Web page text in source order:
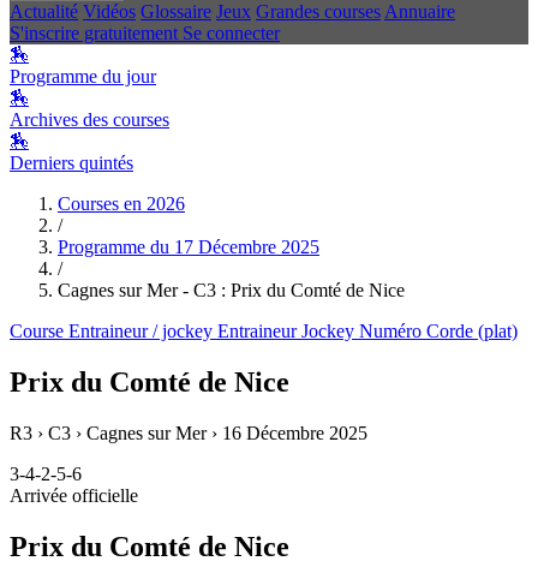
Actualité Vidéos Glossaire Jeux Grandes courses Annuaire
S'inscrire gratuitement Se connecter
🏇
Programme du jour
🏇
Archives des courses
🏇
Derniers quintés
Courses en 2026
/
Programme du 17 Décembre 2025
/
Cagnes sur Mer - C3 : Prix du Comté de Nice
Course Entraineur / jockey EntraineurJockey Numéro Corde (plat)
Prix du Comté de Nice
R3 › C3 › Cagnes sur Mer › 16 Décembre 2025
3-4-2-5-6
Arrivée officielle
Prix du Comté de Nice